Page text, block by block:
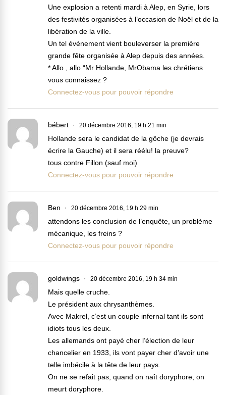
Une explosion a retenti mardi à Alep, en Syrie, lors
des festivités organisées à l’occasion de Noël et de la
libération de la ville.
Un tel événement vient bouleverser la première
grande fête organisée à Alep depuis des années.
* Allo , allo “Mr Hollande, MrObama les chrétiens
vous connaissez ?
Connectez-vous pour pouvoir répondre
bébert 20 décembre 2016, 19 h 21 min
Hollande sera le candidat de la gôche (je devrais
écrire la Gauche) et il sera réélu! la preuve?
tous contre Fillon (sauf moi)
Connectez-vous pour pouvoir répondre
Ben 20 décembre 2016, 19 h 29 min
attendons les conclusion de l’enquête, un problème
mécanique, les freins ?
Connectez-vous pour pouvoir répondre
goldwings 20 décembre 2016, 19 h 34 min
Mais quelle cruche.
Le président aux chrysanthèmes.
Avec Makrel, c’est un couple infernal tant ils sont
idiots tous les deux.
Les allemands ont payé cher l’élection de leur
chancelier en 1933, ils vont payer cher d’avoir une
telle imbécile à la tête de leur pays.
On ne se refait pas, quand on naît doryphore, on
meurt doryphore.